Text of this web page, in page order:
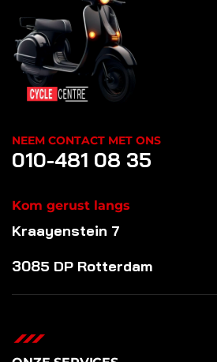
NEEM CONTACT MET ONS
010-481 08 35
Kom gerust langs
Kraayenstein 7
3085 DP Rotterdam